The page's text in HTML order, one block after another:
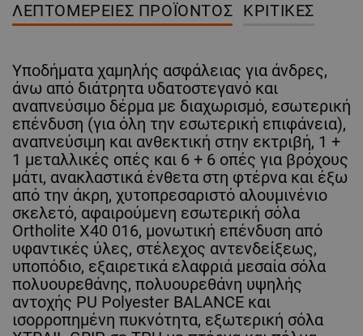
ΛΕΠΤΟΜΈΡΕΙΕΣ ΠΡΟΪΌΝΤΟΣ ΚΡΙΤΙΚΈΣ
Υποδήματα χαμηλής ασφάλειας για άνδρες,
άνω από διάτρητα υδατοστεγανό και
αναπνεύσιμο δέρμα με διαχωρισμό, εσωτερική
επένδυση (για όλη την εσωτερική επιφάνεια),
αναπνεύσιμη και ανθεκτική στην εκτριβή, 1 +
1 μεταλλικές οπές και 6 + 6 οπές για βρόχους
μάτι, ανακλαστικά ένθετα στη φτέρνα και έξω
από την άκρη, χυτοπρεσαριστό αλουμινένιο
σκελετό, αφαιρούμενη εσωτερική σόλα
Ortholite X40 016, μονωτική επένδυση από
υφαντικές ύλες, στέλεχος αντενδείξεως,
υποπόδιο, εξαιρετικά ελαφριά μεσαία σόλα
πολυουρεθάνης, πολυουρεθάνη υψηλής
αντοχής PU Polyester BALANCE και
ισορροπημένη πυκνότητα, εξωτερική σόλα